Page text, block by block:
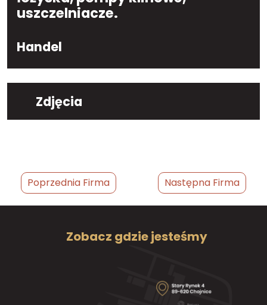
uszczelniacze.
Handel
Zdjęcia
Poprzednia Firma Następna Firma
Zobacz gdzie jesteśmy